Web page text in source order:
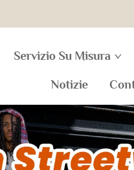
Servizio Su Misura
Notizie